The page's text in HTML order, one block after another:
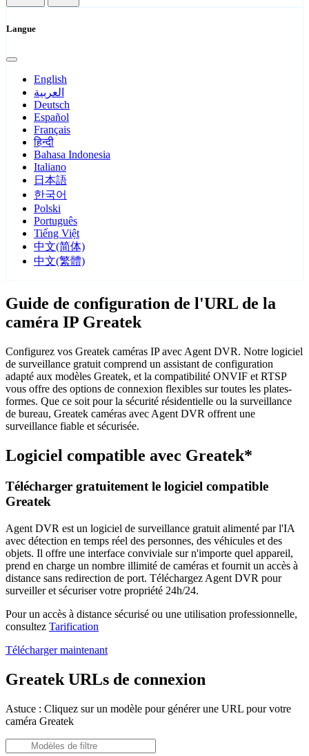
Langue
English
العربية
Deutsch
Español
Français
हिन्दी
Bahasa Indonesia
Italiano
日本語
한국어
Polski
Português
Tiếng Việt
中文(简体)
中文(繁體)
Guide de configuration de l'URL de la
caméra IP Greatek
Configurez vos Greatek caméras IP avec Agent DVR. Notre logiciel
de surveillance gratuit comprend un assistant de configuration
adapté aux modèles Greatek, et la compatibilité ONVIF et RTSP
vous offre des options de connexion flexibles sur toutes les plates-
formes. Que ce soit pour la sécurité résidentielle ou la surveillance
de bureau, Greatek caméras avec Agent DVR offrent une
surveillance fiable et sécurisée.
Logiciel compatible avec Greatek*
Télécharger gratuitement le logiciel compatible
Greatek
Agent DVR est un logiciel de surveillance gratuit alimenté par l'IA
avec détection en temps réel des personnes, des véhicules et des
objets. Il offre une interface conviviale sur n'importe quel appareil,
prend en charge un nombre illimité de caméras et fournit un accès à
distance sans redirection de port. Téléchargez Agent DVR pour
surveiller et sécuriser votre propriété 24h/24.
Pour un accès à distance sécurisé ou une utilisation professionnelle,
consultez Tarification
Télécharger maintenant
Greatek URLs de connexion
Astuce : Cliquez sur un modèle pour générer une URL pour votre
caméra Greatek